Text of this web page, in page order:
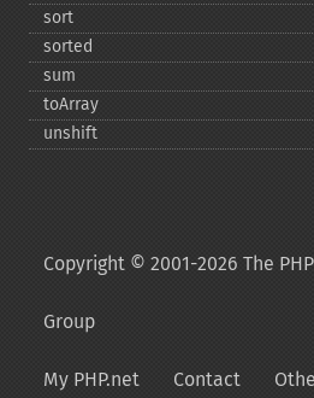
sort
sorted
sum
toArray
unshift
Copyright © 2001-2026 The
Group
My PHP.net Contact